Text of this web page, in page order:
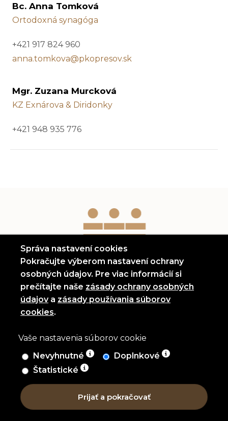
Bc. Anna Tomková
Ortodoxná synagóga
+421 917 824 960
anna.tomkova@pkopresov.sk
Mgr. Zuzana Murcková
KZ Exnárova & Diridonky
+421 948 935 776
© 2026 PKO Prešov. All Rights Reserved.
Vyhlásenie o prístupnosti
Vyhlásenie o ochrane
osobných údajov
Správa nastavení cookies
Pokračujte výberom nastavení ochrany
osobných údajov. Pre viac informácií si
prečítajte naše zásady ochrany osobných
údajov(otvorí sa v novom okne)
a zásady používania súborov
cookies(otvorí sa v novom okne)
.
Vaše nastavenia súborov cookie
Nevyhnutné
Povoliť iba nevyhnutné súbory cookie
Doplnkové
Štatistické
Povoliť všetky súbory cookie